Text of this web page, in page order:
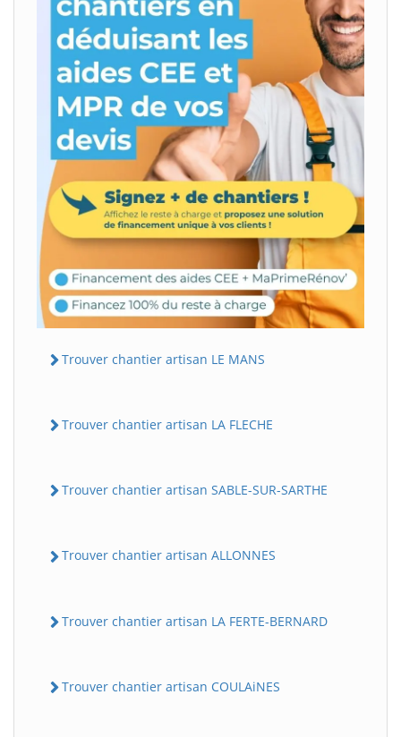
Trouver chantier artisan LE MANS
Trouver chantier artisan LA FLECHE
Trouver chantier artisan SABLE-SUR-SARTHE
Trouver chantier artisan ALLONNES
Trouver chantier artisan LA FERTE-BERNARD
Trouver chantier artisan COULAiNES